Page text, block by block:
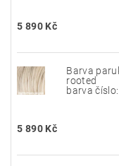
5 890 Kč
Barva
rooted
barva
5 890 Kč